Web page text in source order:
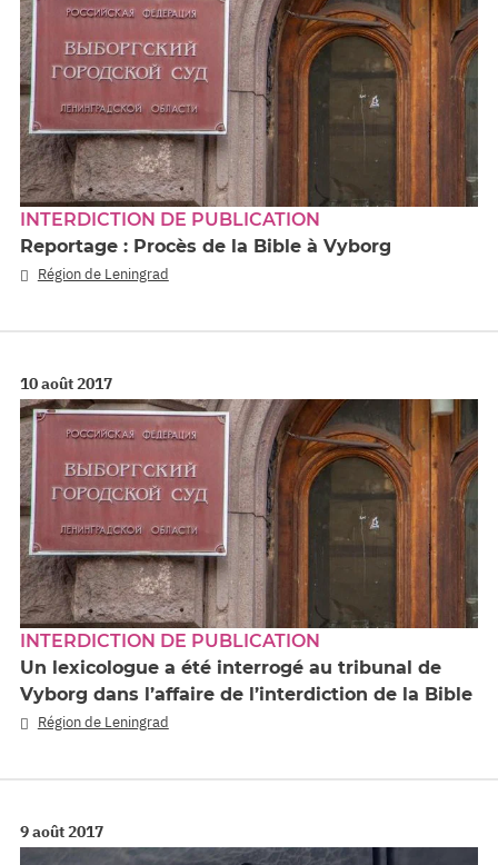
INTERDICTION DE PUBLICATION
Reportage : Procès de la Bible à Vyborg
Région de Leningrad
10 août 2017
INTERDICTION DE PUBLICATION
Un lexicologue a été interrogé au tribunal de
Vyborg dans l’affaire de l’interdiction de la Bible
Région de Leningrad
9 août 2017